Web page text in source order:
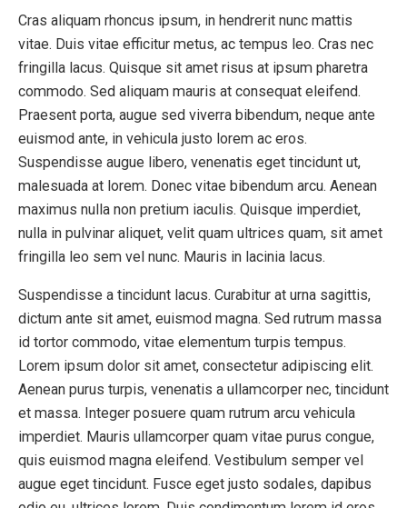
Cras aliquam rhoncus ipsum, in hendrerit nunc mattis
vitae. Duis vitae efficitur metus, ac tempus leo. Cras nec
fringilla lacus. Quisque sit amet risus at ipsum pharetra
commodo. Sed aliquam mauris at consequat eleifend.
Praesent porta, augue sed viverra bibendum, neque ante
euismod ante, in vehicula justo lorem ac eros.
Suspendisse augue libero, venenatis eget tincidunt ut,
malesuada at lorem. Donec vitae bibendum arcu. Aenean
maximus nulla non pretium iaculis. Quisque imperdiet,
nulla in pulvinar aliquet, velit quam ultrices quam, sit amet
fringilla leo sem vel nunc. Mauris in lacinia lacus.
Suspendisse a tincidunt lacus. Curabitur at urna sagittis,
dictum ante sit amet, euismod magna. Sed rutrum massa
id tortor commodo, vitae elementum turpis tempus.
Lorem ipsum dolor sit amet, consectetur adipiscing elit.
Aenean purus turpis, venenatis a ullamcorper nec, tincidunt
et massa. Integer posuere quam rutrum arcu vehicula
imperdiet. Mauris ullamcorper quam vitae purus congue,
quis euismod magna eleifend. Vestibulum semper vel
augue eget tincidunt. Fusce eget justo sodales, dapibus